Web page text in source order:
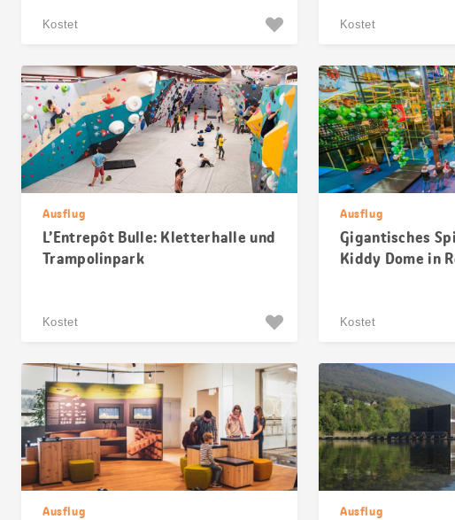
Kostet Kostet
Ausflug
L’Entrepôt Bulle: Kletterhalle und
Trampolinpark
Kostet
Ausflug
Gigantisches
Kiddy Dome in
Kostet
Ausflug Ausflug